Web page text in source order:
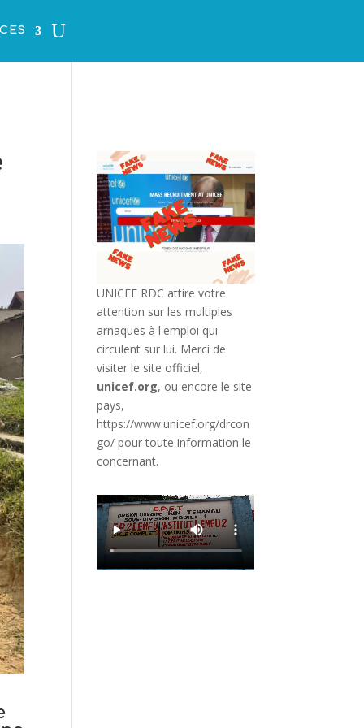
UNICEF RDC attire votre
attention sur les multiples
arnaques à l'emploi qui
circulent sur lui. Merci de
visiter le site officiel,
unicef.org, ou encore le site
pays,
https://www.unicef.org/drcon
go/ pour toute information le
concernant.